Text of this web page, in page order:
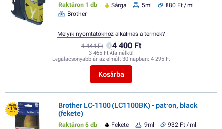
Raktáron 1 db Sárga 5ml
880 Ft / ml
Brother
4 444 Ft 4 400 Ft
3 465 Ft Áfa nélkül
Legalacsonyabb ár az elmúlt 30 napban: 4 295 Ft
Kosárba
Melyik nyomtatókhoz alkalmas a termék?
FLASH
- 1%
SALE
Brother LC-1100 (LC1100BK) - patron, black
(fekete)
Raktáron 5 db Fekete 9ml
932 Ft / ml